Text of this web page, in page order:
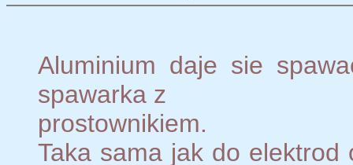
Aluminium daje sie
spawarka z
prostownikiem.
Taka sama jak do